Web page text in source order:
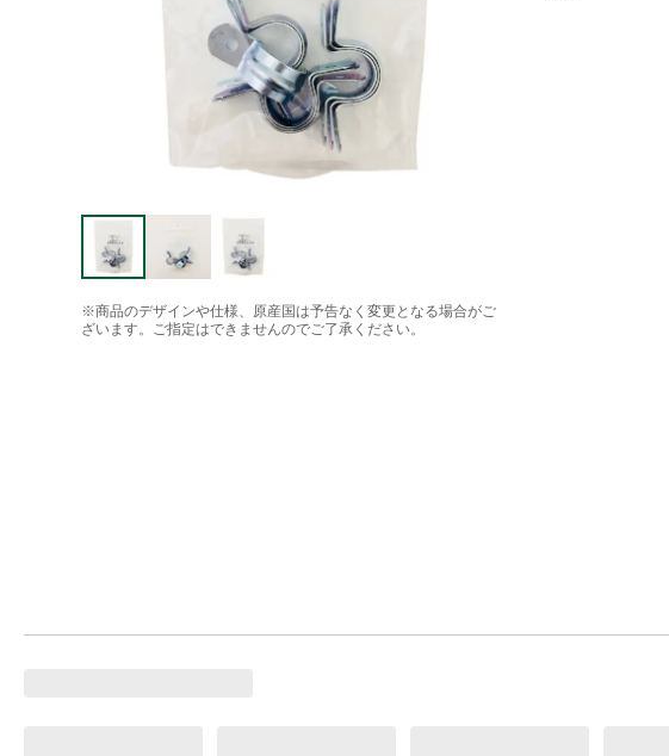
※商品のデザインや仕様、原産国は予告なく変更となる場合がご
ざいます。ご指定はできませんのでご了承ください。